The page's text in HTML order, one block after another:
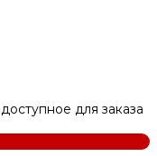
для заказа